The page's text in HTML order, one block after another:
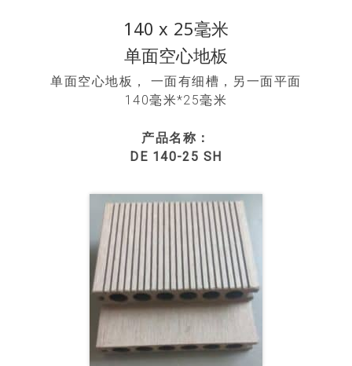
140 x 25毫米
单面空心地板
单面空心地板， 一面有细槽，另一面平面
140毫米*25毫米
产品名称：
DE 140-25 SH